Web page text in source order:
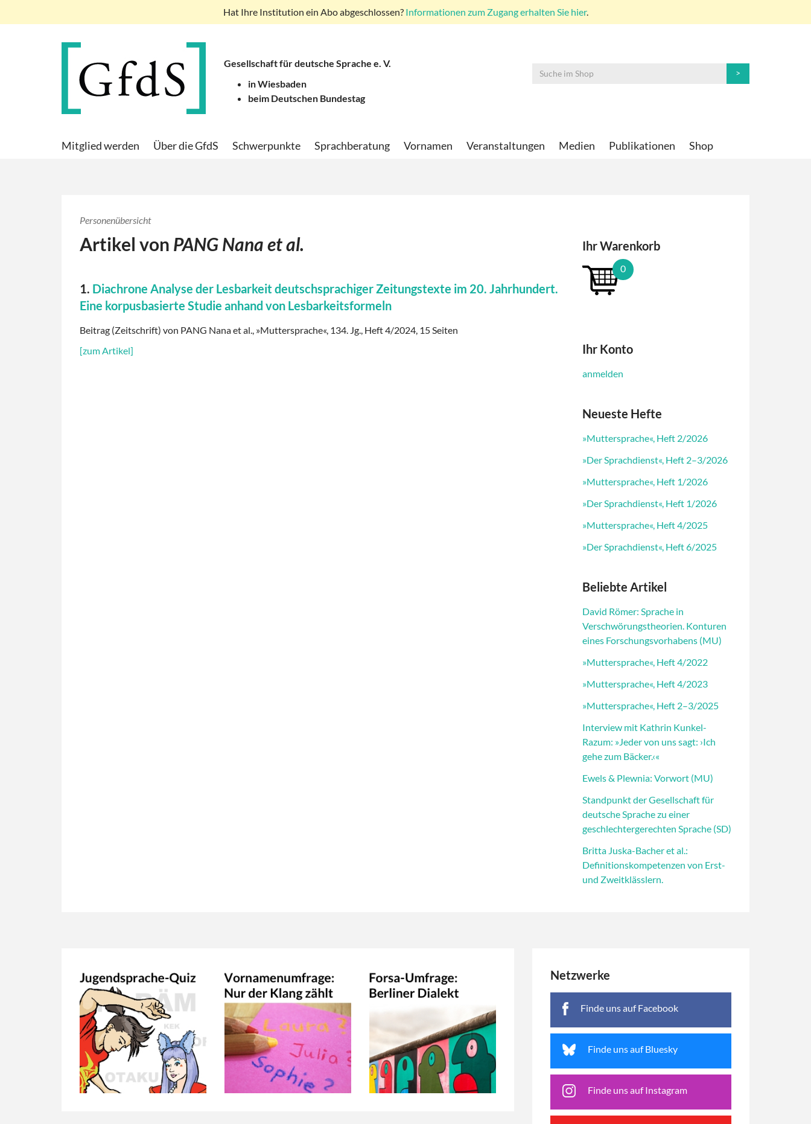
Hat Ihre Institution ein Abo abgeschlossen? Informationen zum Zugang erhalten Sie hier.
Gesellschaft für deutsche Sprache e. V.
in Wiesbaden
beim Deutschen Bundestag
Mitglied werden Über die GfdS Schwerpunkte Sprachberatung Vornamen Veranstaltungen Medien Publikationen Shop
Personenübersicht
Artikel von PANG Nana et al.
1. Diachrone Analyse der Lesbarkeit deutschsprachiger Zeitungstexte im 20. Jahrhundert.
Eine korpusbasierte Studie anhand von Lesbarkeitsformeln
Beitrag (Zeitschrift) von PANG Nana et al., »Muttersprache«, 134. Jg., Heft 4/2024, 15 Seiten
[zum Artikel]
Ihr Warenkorb
0
Ihr Konto
anmelden
Neueste Hefte
»Muttersprache«, Heft 2/2026
»Der Sprachdienst«, Heft 2–3/2026
»Muttersprache«, Heft 1/2026
»Der Sprachdienst«, Heft 1/2026
»Muttersprache«, Heft 4/2025
»Der Sprachdienst«, Heft 6/2025
Beliebte Artikel
David Römer: Sprache in
Verschwörungstheorien. Konturen
eines Forschungsvorhabens (MU)
»Muttersprache«, Heft 4/2022
»Muttersprache«, Heft 4/2023
»Muttersprache«, Heft 2–3/2025
Interview mit Kathrin Kunkel-
Razum: »Jeder von uns sagt: ›Ich
gehe zum Bäcker.‹«
Ewels & Plewnia: Vorwort (MU)
Standpunkt der Gesellschaft für
deutsche Sprache zu einer
geschlechtergerechten Sprache (SD)
Britta Juska-Bacher et al.:
Definitionskompetenzen von Erst-
und Zweitklässlern.
Netzwerke
Finde uns auf Facebook
Finde uns auf Bluesky
Finde uns auf Instagram